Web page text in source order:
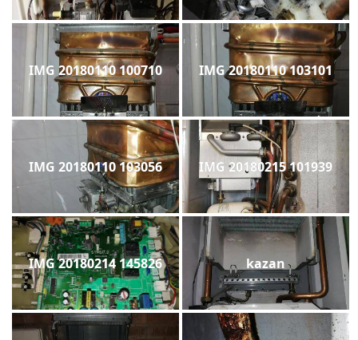
IMG 20180110 100710 IMG 20180110 103101
IMG 20180110 103056 IMG 20180215 101939
IMG 20180214 145826 kazan